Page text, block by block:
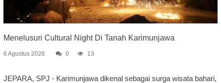
Menelusuri Cultural Night Di Tanah Karimunjawa
6 Agustus 2026 0 13
JEPARA, SPJ - Karimunjawa dikenal sebagai surga wisata bahari,